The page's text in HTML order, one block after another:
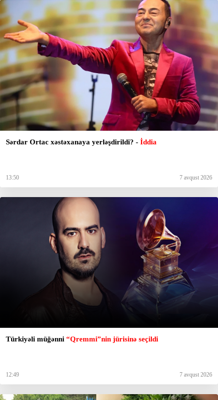
Sərdar Ortac xəstəxanaya yerləşdirildi? - İddia
13:50 7 avqust 2026
Türkiyəli müğənni “Qremmi”nin jürisinə seçildi
12:49 7 avqust 2026